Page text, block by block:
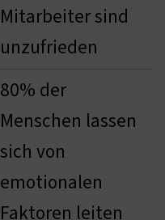
Mitarbeiter sind
unzufrieden
80% der
Menschen lassen
sich von
emotionalen
Faktoren leiten